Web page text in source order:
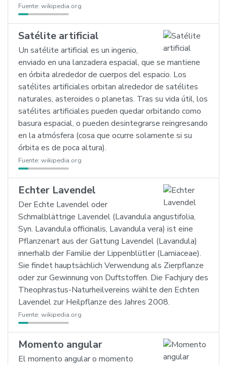
Fuente: wikipedia.org
Satélite artificial
Un satélite artificial es un ingenio,
enviado en una lanzadera espacial, que se mantiene
en órbita alrededor de cuerpos del espacio. Los
satélites artificiales orbitan alrededor de satélites
naturales, asteroides o planetas. Tras su vida útil, los
satélites artificiales pueden quedar orbitando como
basura espacial, o pueden desintegrarse reingresando
en la atmósfera (cosa que ocurre solamente si su
órbita es de poca altura).
Fuente: wikipedia.org
Echter Lavendel
Der Echte Lavendel oder
Schmalblättrige Lavendel (Lavandula angustifolia,
Syn. Lavandula officinalis, Lavandula vera) ist eine
Pflanzenart aus der Gattung Lavendel (Lavandula)
innerhalb der Familie der Lippenblütler (Lamiaceae).
Sie findet hauptsächlich Verwendung als Zierpflanze
oder zur Gewinnung von Duftstoffen. Die Fachjury des
Theophrastus-Naturheilvereins wählte den Echten
Lavendel zur Heilpflanze des Jahres 2008.
Fuente: wikipedia.org
Momento angular
El momento angular o momento